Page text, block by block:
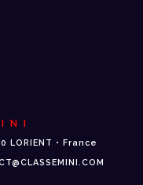
LORIENT • France